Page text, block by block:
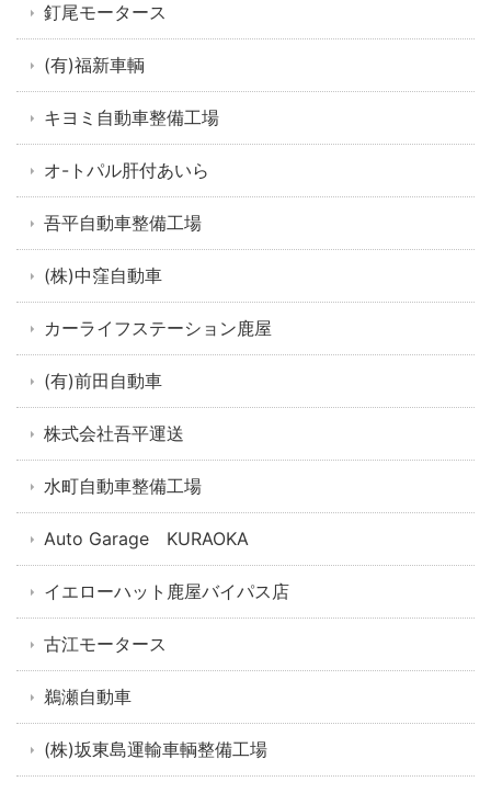
釘尾モータース
(有)福新車輌
キヨミ自動車整備工場
オ-トパル肝付あいら
吾平自動車整備工場
(株)中窪自動車
カーライフステーション鹿屋
(有)前田自動車
株式会社吾平運送
水町自動車整備工場
Auto Garage KURAOKA
イエローハット鹿屋バイパス店
古江モータース
鵜瀬自動車
(株)坂東島運輸車輌整備工場